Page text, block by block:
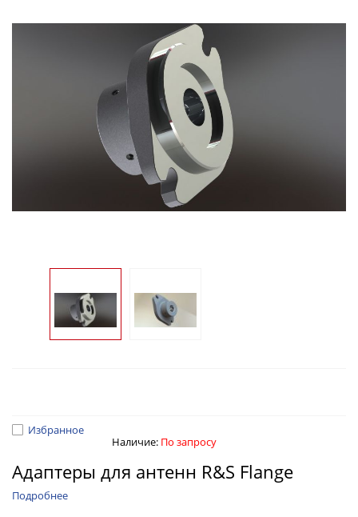
Избранное
Наличие: По запросу
Адаптеры для антенн R&S Flange
Подробнее